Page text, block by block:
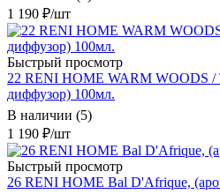
1 190 ₽/шт
Быстрый просмотр
22 RENI HOME WARM
диффузор) 100мл.
В наличии (5)
1 190 ₽/шт
Быстрый просмотр
26 RENI HOME Bal D'Afrique,